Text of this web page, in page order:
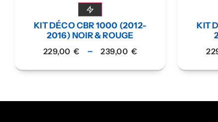
KIT DÉCO CBR 1000 (2012-
2016) NOIR & ROUGE
229,00€ – 239,00 €
KIT